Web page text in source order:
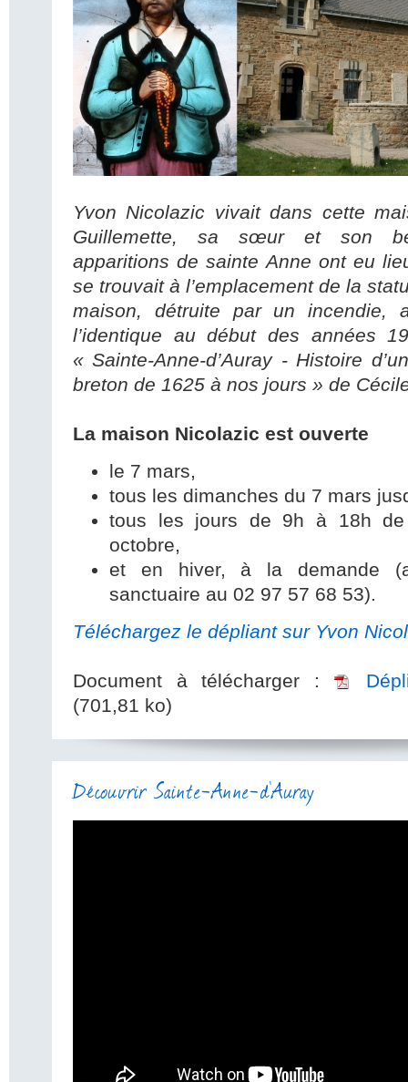
Yvon Nicolazic vivait dans cette
Guillemette, sa sœur et son
apparitions de sainte Anne ont eu
se trouvait à l’emplacement de la
maison, détruite par un incendie,
l’identique au début des années
« Sainte-Anne-d’Auray - Histoire
breton de 1625 à nos jours » de
La maison Nicolazic est ouverte
le 7 mars,
tous les dimanches du 7 mars
tous les jours de 9h à 18h de
octobre,
et en hiver, à la demande
sanctuaire au 02 97 57 68 53).
Téléchargez le dépliant sur Yvon
Document à télécharger :
(701,81 ko)
Découvrir Sainte-Anne-d'Auray